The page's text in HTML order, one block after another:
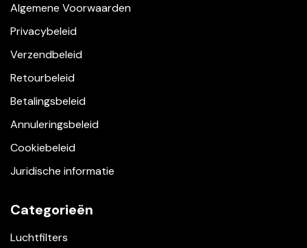
Algemene Voorwaarden
Privacybeleid
Verzendbeleid
Retourbeleid
Betalingsbeleid
Annuleringsbeleid
Cookiebeleid
Juridische informatie
Categorieën
Luchtfilters